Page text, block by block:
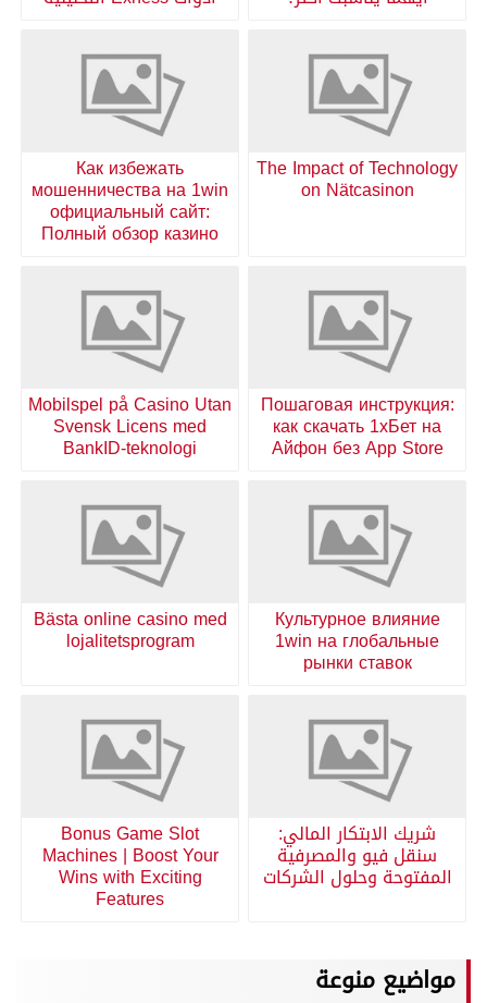
The Impact of Technology
on Nätcasinon
Как избежать
мошенничества на 1win
официальный сайт:
Полный обзор казино
Пошаговая инструкция:
как скачать 1хБет на
Айфон без App Store
Mobilspel på Casino Utan
Svensk Licens med
BankID-teknologi
Культурное влияние
1win на глобальные
рынки ставок
Bästa online casino med
lojalitetsprogram
شريك الابتكار المالي:
سنقل فيو والمصرفية
المفتوحة وحلول الشركات
Bonus Game Slot
Machines | Boost Your
Wins with Exciting
Features
مواضيع منوعة